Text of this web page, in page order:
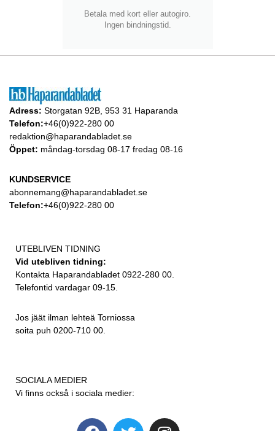
Betala med kort eller autogiro.
Ingen bindningstid.
Adress: Storgatan 92B, 953 31 Haparanda
Telefon:+46(0)922-280 00
redaktion@haparandabladet.se
Öppet: måndag-torsdag 08-17 fredag 08-16
KUNDSERVICE
abonnemang@haparandabladet.se
Telefon:+46(0)922-280 00
UTEBLIVEN TIDNING
Vid utebliven tidning:
Kontakta Haparandabladet 0922-280 00.
Telefontid vardagar 09-15.
Jos jäät ilman lehteä Torniossa
soita puh 0200-710 00.
SOCIALA MEDIER
Vi finns också i sociala medier: